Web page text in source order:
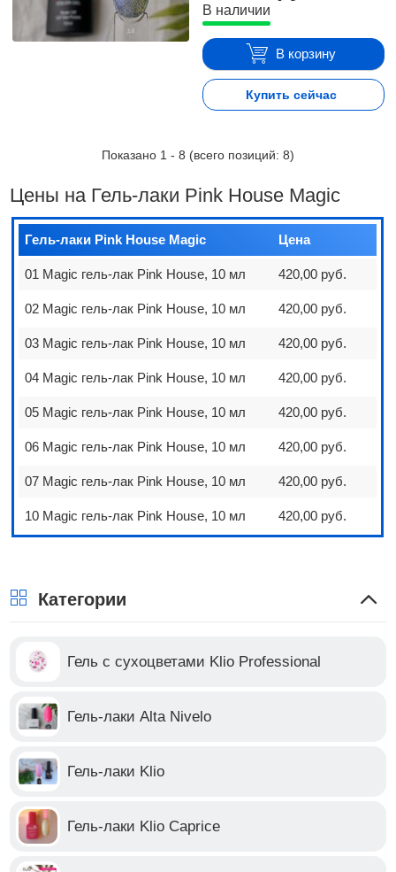
В наличии
В корзину
Купить сейчас
Показано 1 - 8 (всего позиций: 8)
Цены на Гель-лаки Pink House Magic
Гель-лаки Pink House Magic Цена
01 Magic гель-лак Pink House, 10 мл 420,00 руб.
02 Magic гель-лак Pink House, 10 мл 420,00 руб.
03 Magic гель-лак Pink House, 10 мл 420,00 руб.
04 Magic гель-лак Pink House, 10 мл 420,00 руб.
05 Magic гель-лак Pink House, 10 мл 420,00 руб.
06 Magic гель-лак Pink House, 10 мл 420,00 руб.
07 Magic гель-лак Pink House, 10 мл 420,00 руб.
10 Magic гель-лак Pink House, 10 мл 420,00 руб.
Категории
Гель с сухоцветами Klio Professional
Гель-лаки Alta Nivelo
Гель-лаки Klio
Гель-лаки Klio Caprice